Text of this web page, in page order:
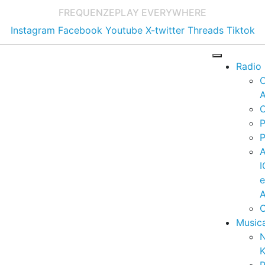
FREQUENZEPLAY EVERYWHERE
Instagram Facebook Youtube X-twitter Threads Tiktok
Radio
e